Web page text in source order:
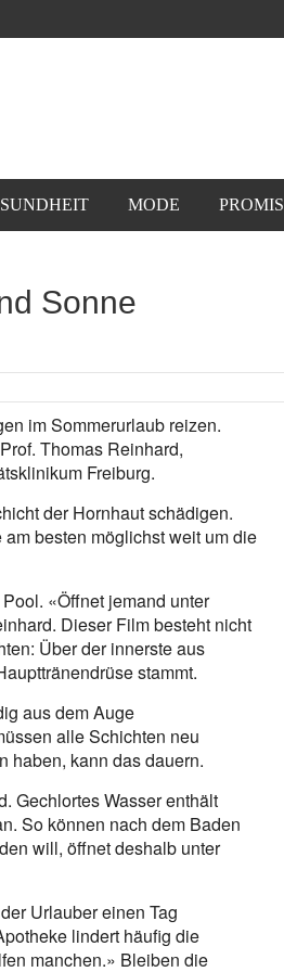
MODE PROMIS
Sonne
im Sommerurlaub reizen.
Thomas Reinhard,
Freiburg.
der Hornhaut schädigen.
besten möglichst weit um die
«Öffnet jemand unter
Dieser Film besteht nicht
Über der innerste aus
stammt.
aus dem Auge
alle Schichten neu
haben, kann das dauern.
Gechlortes Wasser enthält
So können nach dem Baden
will, öffnet deshalb unter
Urlauber einen Tag
lindert häufig die
manchen.» Bleiben die